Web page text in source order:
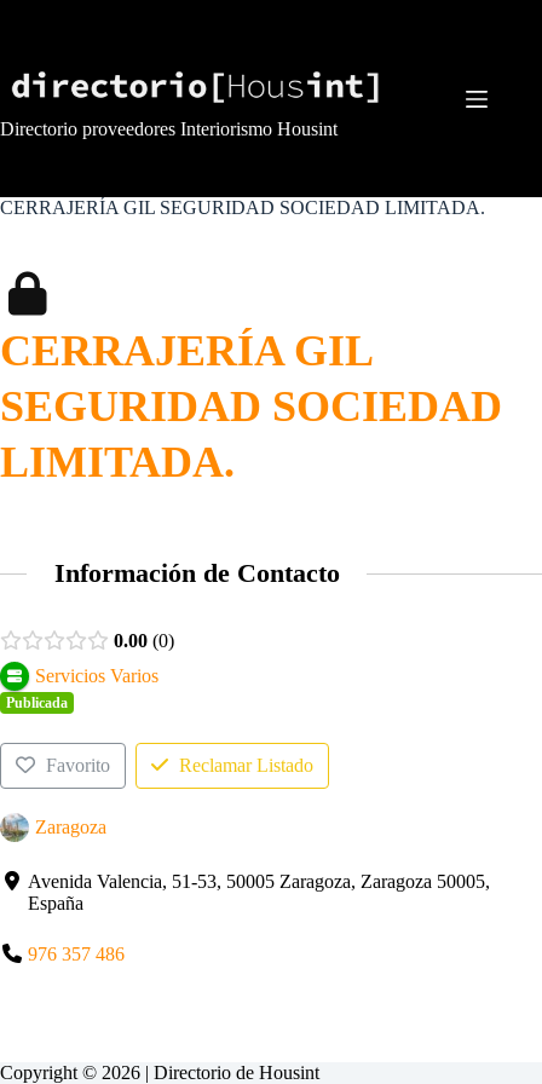
Directorio proveedores Interiorismo Housint
CERRAJERÍA GIL SEGURIDAD SOCIEDAD LIMITADA.
CERRAJERÍA GIL
SEGURIDAD SOCIEDAD
LIMITADA.
Información de Contacto
0.00 0
Servicios Varios
Publicada
Favorito Reclamar Listado
Zaragoza
Avenida Valencia, 51-53, 50005 Zaragoza, Zaragoza 50005,
España
976 357 486
Copyright © 2026 | Directorio de Housint